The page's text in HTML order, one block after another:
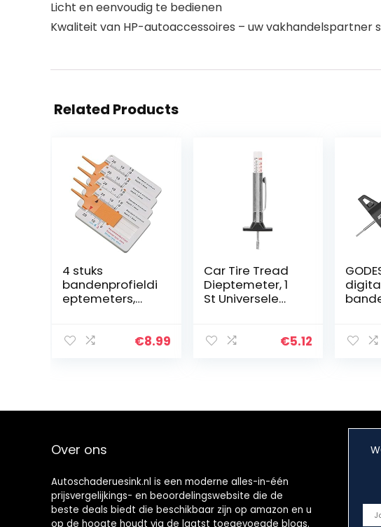
Licht en eenvoudig te bedienen
Kwaliteit van HP-autoaccessoires – uw vakhandelspartner
Related Products
4 stuks
bandenprofieldi
eptemeters,
bandenprofieldi
€8.99
Car Tire Tread
Dieptemeter, 1
St Universele
25mm
Draagbaar…
€5.12
Over ons
Autoschaderuesink.nl is een moderne alles-in-één
prijsvergelijkings- en beoordelingswebsite die de
beste deals biedt die beschikbaar zijn op amazon en u
op de hoogte houdt via de laatst toegevoegde blogs.